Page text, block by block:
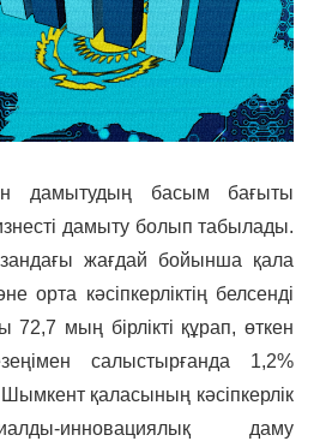
дамытудың басым бағыты
дамыту болып табылады.
жағдай бойынша қала
кәсіпкерліктің белсенді
72,7 мың бірлікті құрап, өткен
салыстырғанда 1,2%
қаласының кәсіпкерлік
инновациялық даму